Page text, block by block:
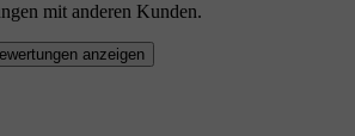
mit anderen Kunden.
anzeigen